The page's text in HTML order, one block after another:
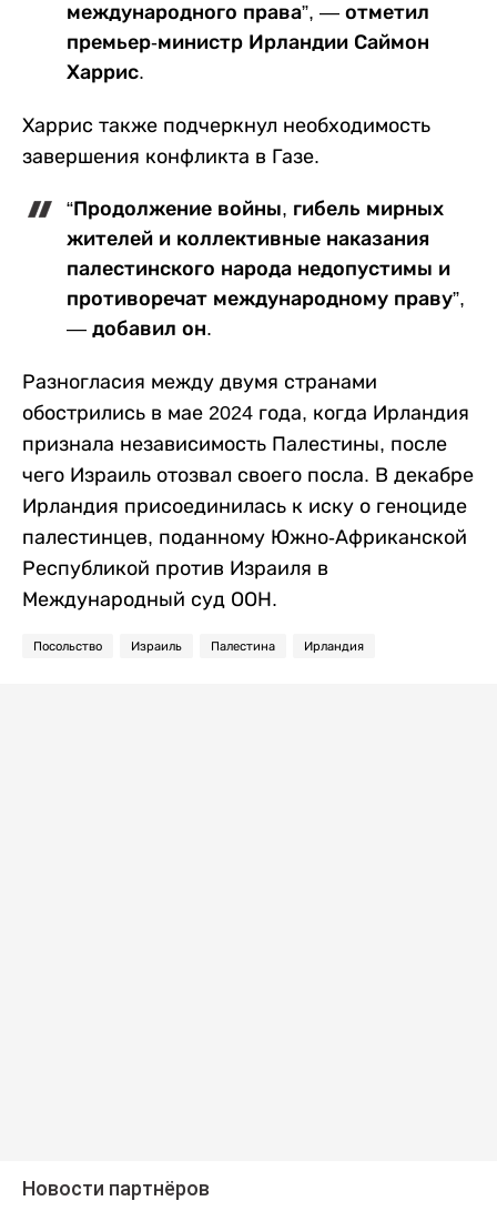
международного права”, — отметил
премьер-министр Ирландии Саймон
Харрис.
Харрис также подчеркнул необходимость
завершения конфликта в Газе.
“Продолжение войны, гибель мирных
жителей и коллективные наказания
палестинского народа недопустимы и
противоречат международному праву”,
— добавил он.
Разногласия между двумя странами
обострились в мае 2024 года, когда Ирландия
признала независимость Палестины, после
чего Израиль отозвал своего посла. В декабре
Ирландия присоединилась к иску о геноциде
палестинцев, поданному Южно-Африканской
Республикой против Израиля в
Международный суд ООН.
Посольство Израиль Палестина Ирландия